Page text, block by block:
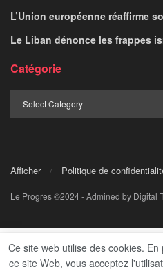
L’Union européenne réaffirme
Le Liban dénonce les frappes
Catégorie
Afficher Politique de
Le Progres ©2024 - Admined by Digital
Ce site web utilise des cookies.
ce site Web, vous acceptez